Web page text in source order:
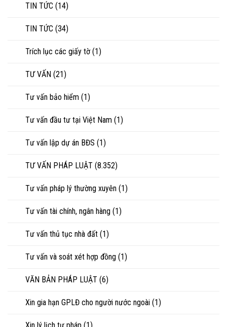
TIN TỨC (14)
TIN TỨC (34)
Trích lục các giấy tờ (1)
TƯ VẤN (21)
Tư vấn bảo hiểm (1)
Tư vấn đầu tư tại Việt Nam (1)
Tư vấn lập dự án BĐS (1)
TƯ VẤN PHÁP LUẬT (8.352)
Tư vấn pháp lý thường xuyên (1)
Tư vấn tài chính, ngân hàng (1)
Tư vấn thủ tục nhà đất (1)
Tư vấn và soát xét hợp đồng (1)
VĂN BẢN PHÁP LUẬT (6)
Xin gia hạn GPLĐ cho người nước ngoài (1)
Xin lý lịch tư pháp (1)